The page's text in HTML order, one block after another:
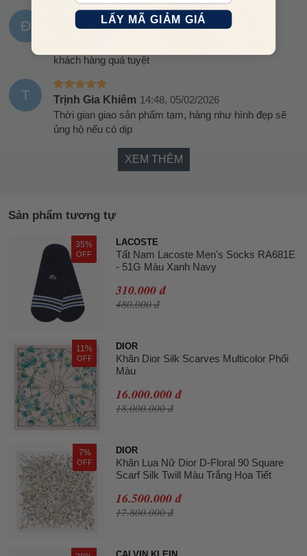
Đ Đào Thu Bình 15:27, 23/02/2026
khách hàng quá tuyệt
T Trịnh Gia Khiêm 14:48, 05/02/2026
Thời gian giao sản phẩm tạm, hàng như hình đẹp sẽ
ủng hộ nếu có dịp
XEM THÊM
Sản phẩm tương tự
35%
OFF
LACOSTE
Tất Nam Lacoste Men's Socks RA681E
- 51G Màu Xanh Navy
310.000 đ
480.000 đ
11%
OFF
DIOR
Khăn Dior Silk Scarves Multicolor Phối
Màu
16.000.000 đ
18.000.000 đ
7%
OFF
DIOR
Khăn Lụa Nữ Dior D-Floral 90 Square
Scarf Silk Twill Màu Trắng Họa Tiết
16.500.000 đ
17.800.000 đ
LẤY MÃ GIẢM GIÁ